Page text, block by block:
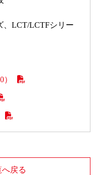
、LCT/LCTFシリー
戻る